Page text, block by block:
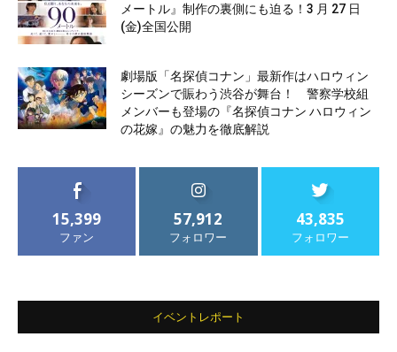
メートル』制作の裏側にも迫る！3 月 27 日
(金)全国公開
劇場版「名探偵コナン」最新作はハロウィン
シーズンで賑わう渋谷が舞台！ 警察学校組
メンバーも登場の『名探偵コナン ハロウィン
の花嫁』の魅力を徹底解説
15,399
ファン
57,912
フォロワー
43,835
フォロワー
イベントレポート